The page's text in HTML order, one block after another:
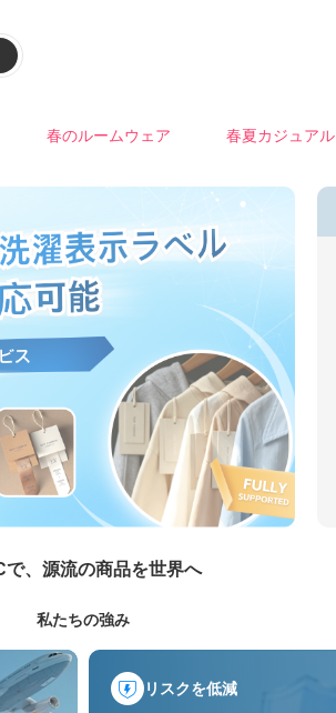
春のルームウェア 春夏カジュアル
で、源流の商品を世界へ
私たちの強み
リスクを低減